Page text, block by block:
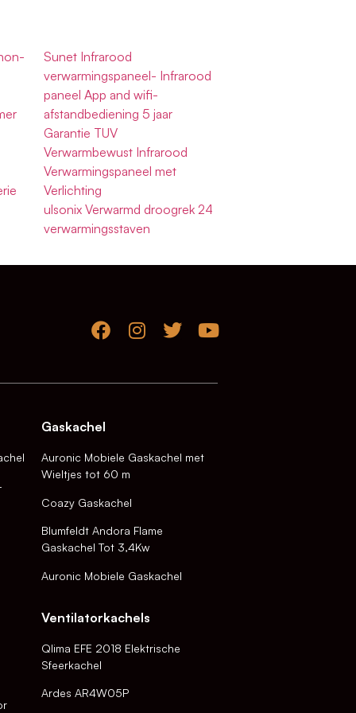
Sunet Infrarood
verwarmingspaneel- Infrarood
paneel App and wifi-
afstandbediening 5 jaar
Garantie TUV
Verwarmbewust Infrarood
Verwarmingspaneel met
Verlichting
ulsonix Verwarmd droogrek 24
verwarmingsstaven
Gaskachel
Auronic Mobiele Gaskachel met
Wieltjes tot 60 m
Coazy Gaskachel
Blumfeldt Andora Flame
Gaskachel Tot 3,4Kw
Auronic Mobiele Gaskachel
Ventilatorkachels
Qlima EFE 2018 Elektrische
Sfeerkachel
Ardes AR4W05P